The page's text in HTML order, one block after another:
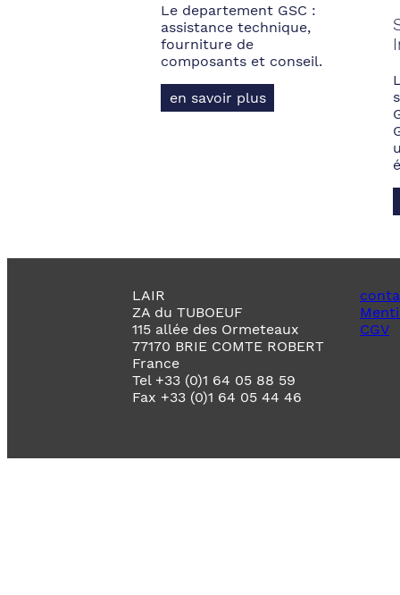
Le departement GSC :
assistance technique,
fourniture de
composants et conseil.
en savoir plus
LAIR
ZA du TUBOEUF
115 allée des Ormeteaux
77170 BRIE COMTE ROBERT
France
Tel +33 (0)1 64 05 88 59
Fax +33 (0)1 64 05 44 46
CGV